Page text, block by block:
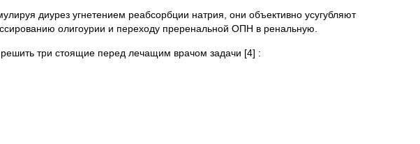
диурез угнетением реабсорбции натрия, они объективно усугубляют
олигоурии и переходу преренальной ОПН в ренальную.
три стоящие перед лечащим врачом задачи [4] :